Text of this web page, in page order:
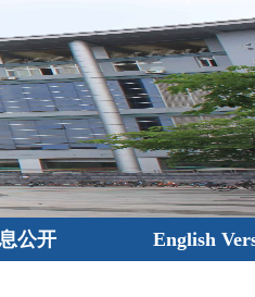
公开 English